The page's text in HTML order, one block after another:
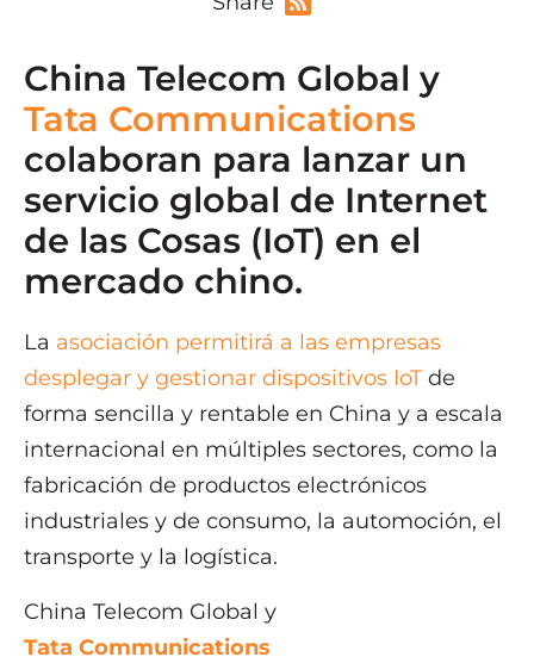
China Telecom Global y
Tata Communications
colaboran para lanzar un
servicio global de Internet
de las Cosas (IoT) en el
mercado chino.
La asociación permitirá a las empresas
desplegar y gestionar dispositivos IoTde
forma sencilla y rentable en China y a escala
internacional en múltiples sectores, como la
fabricación de productos electrónicos
industriales y de consumo, la automoción, el
transporte y la logística.
China Telecom Global y
Tata Communications